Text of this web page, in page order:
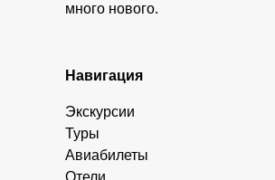
много нового.
Навигация
Экскурсии
Туры
Авиабилеты
Отели